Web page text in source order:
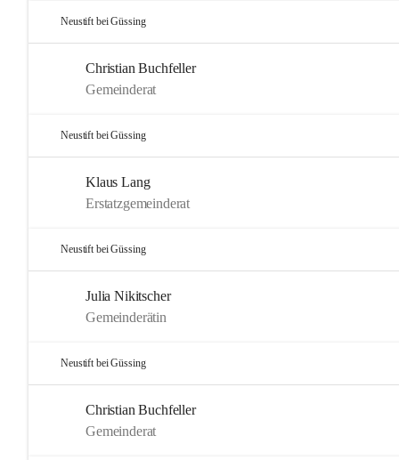
Neustift bei Güssing
Christian Buchfeller
Gemeinderat
Neustift bei Güssing
Klaus Lang
Erstatzgemeinderat
Neustift bei Güssing
Julia Nikitscher
Gemeinderätin
Neustift bei Güssing
Christian Buchfeller
Gemeinderat